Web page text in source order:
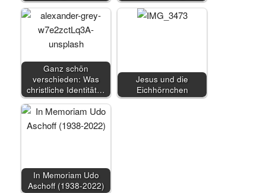
Ganz schön
verschieden: Was
christliche Identität…
Jesus und die
Eichhörnchen
In Memoriam Udo
Aschoff (1938-2022)